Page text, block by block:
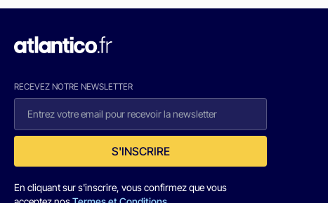
RECEVEZ NOTRE NEWSLETTER
S'INSCRIRE
En cliquant sur s'inscrire, vous confirmez que vous